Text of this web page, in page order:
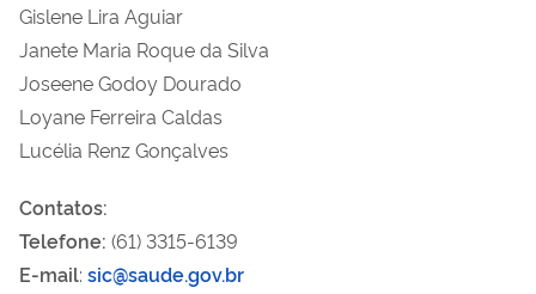
Gislene Lira Aguiar
Janete Maria Roque da Silva
Joseene Godoy Dourado
Loyane Ferreira Caldas
Lucélia Renz Gonçalves
Contatos:
Telefone: (61) 3315-6139
E-mail: sic@saude.gov.br